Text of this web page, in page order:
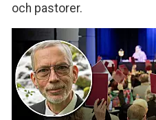
och pastorer.